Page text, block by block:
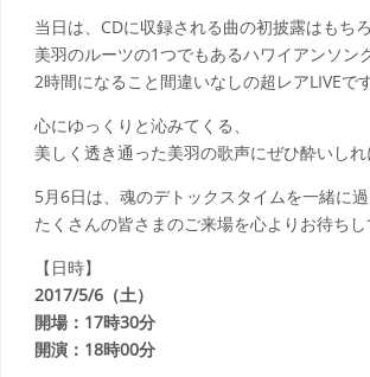
当日は、CDに収録される曲の初披露はもちろ
美羽のルーツの1つでもあるハワイアンソン
2時間になること間違いなしの超レアLIVEで
心にゆっくりと沁みてくる、
美しく透き通った美羽の歌声にぜひ酔いしれ
5月6日は、魂のデトックスタイムを一緒に過
たくさんの皆さまのご来場を心よりお待ちし
【日時】
2017/5/6（土）
開場：17時30分
開演：18時00分